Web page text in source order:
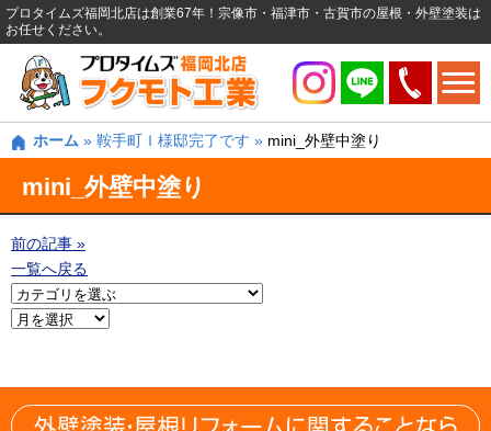
プロタイムズ福岡北店は創業67年！宗像市・福津市・古賀市の屋根・外壁塗装は
お任せください。
ホーム » 鞍手町Ｉ様邸完了です » mini_外壁中塗り
mini_外壁中塗り
前の記事 »
一覧へ戻る